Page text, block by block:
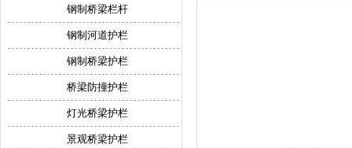
钢制桥梁栏杆
钢制河道护栏
钢制桥梁护栏
桥梁防撞护栏
灯光桥梁护栏
景观桥梁护栏